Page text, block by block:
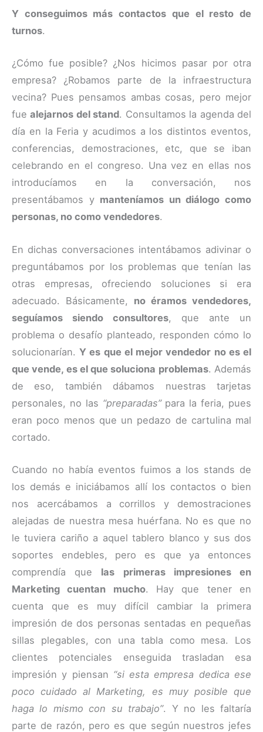
Y conseguimos más contactos que el resto de
turnos.
¿Cómo fue posible? ¿Nos hicimos pasar por otra
empresa? ¿Robamos parte de la infraestructura
vecina? Pues pensamos ambas cosas, pero mejor
fuealejarnos del stand. Consultamos la agenda del
día en la Feria y acudimos a los distintos eventos,
conferencias, demostraciones, etc, que se iban
celebrando en el congreso. Una vez en ellas nos
introducíamos en la conversación, nos
presentábamos y manteníamos un diálogo como
personas, no como vendedores.
En dichas conversaciones intentábamos adivinar o
preguntábamos por los problemas que tenían las
otras empresas, ofreciendo soluciones si era
adecuado. Básicamente, no éramos vendedores,
seguíamos siendo consultores, que ante un
problema o desafío planteado, responden cómo lo
solucionarían.Y es que el mejor vendedor no es el
que vende, es el que soluciona problemas. Además
de eso, también dábamos nuestras tarjetas
personales, no las “preparadas”para la feria, pues
eran poco menos que un pedazo de cartulina mal
cortado.
Cuando no había eventos fuimos a los stands de
los demás e iniciábamos allí los contactos o bien
nos acercábamos a corrillos y demostraciones
alejadas de nuestra mesa huérfana. No es que no
le tuviera cariño a aquel tablero blanco y sus dos
soportes endebles, pero es que ya entonces
comprendía que las primeras impresiones en
Marketing cuentan mucho. Hay que tener en
cuenta que es muy difícil cambiar la primera
impresión de dos personas sentadas en pequeñas
sillas plegables, con una tabla como mesa. Los
clientes potenciales enseguida trasladan esa
impresión y piensan “si esta empresa dedica ese
poco cuidado al Marketing, es muy posible que
haga lo mismo con su trabajo”. Y no les faltaría
parte de razón, pero es que según nuestros jefes